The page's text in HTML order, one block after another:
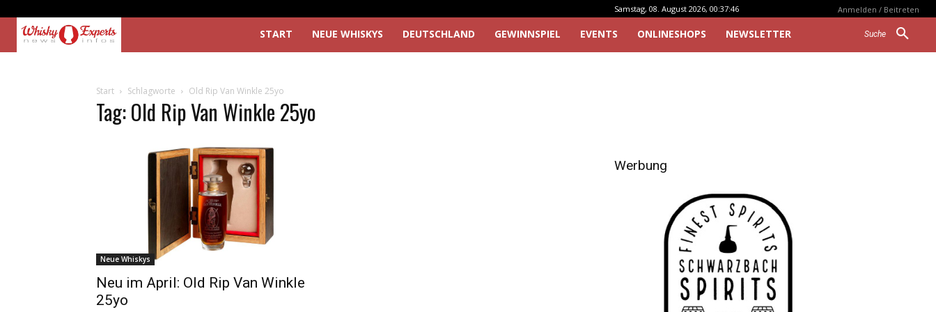
Samstag, 08. August 2026, 00:37:46 Anmelden / Beitreten
Suche
START NEUE WHISKYS DEUTSCHLAND GEWINNSPIEL EVENTS ONLINESHOPS NEWSLETTER
Start Schlagworte Old Rip Van Winkle 25yo
Tag: Old Rip Van Winkle 25yo
Neue Whiskys
Neu im April: Old Rip Van Winkle
25yo
Werbung